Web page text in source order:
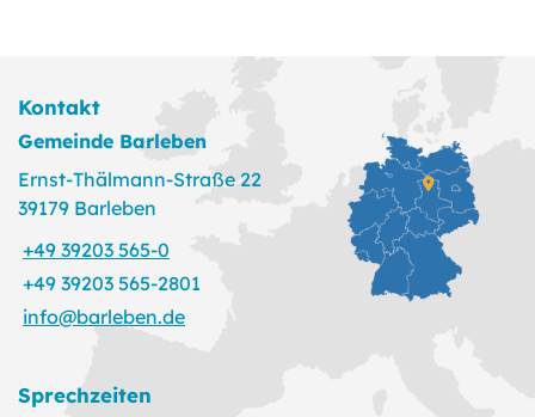
Kontakt
Gemeinde Barleben
Ernst-Thälmann-Straße 22
39179 Barleben
+49 39203 565-0
+49 39203 565-2801
info@barleben.de
Sprechzeiten